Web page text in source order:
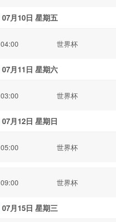
07月10日 星期五
04:00 世界杯
07月11日 星期六
03:00 世界杯
07月12日 星期日
05:00 世界杯
09:00 世界杯
07月15日 星期三